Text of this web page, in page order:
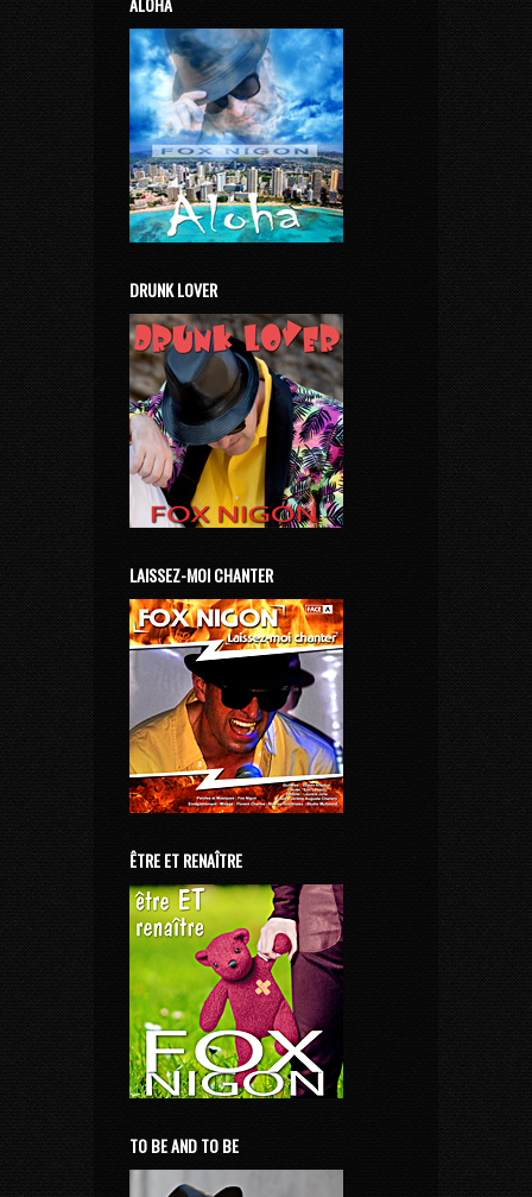
DRUNK LOVER
LAISSEZ-MOI CHANTER
ÊTRE ET RENAÎTRE
TO BE AND TO BE